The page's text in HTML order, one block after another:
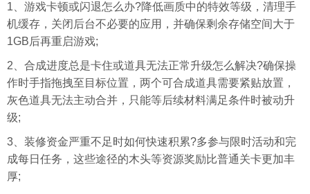
1、游戏卡顿或闪退怎么办?降低画质中的特效等级，清理手
机缓存，关闭后台不必要的应用，并确保剩余存储空间大于
1GB后再重启游戏;
2、合成进度总是卡住或道具无法正常升级怎么解决?确保操
作时手指拖拽至目标位置，两个可合成道具需要紧贴放置，
灰色道具无法主动合并，只能等后续材料满足条件时被动升
级;
3、装修资金严重不足时如何快速积累?多参与限时活动和完
成每日任务，这些途径的木头等资源奖励比普通关卡更加丰
厚;